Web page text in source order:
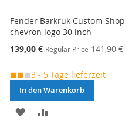
Fender Barkruk Custom Shop
chevron logo 30 inch
Special
139,00 € Regular Price 141,90 €
◼◼◼3 - 5 Tage lieferzeit
In den Warenkorb
MERKEN